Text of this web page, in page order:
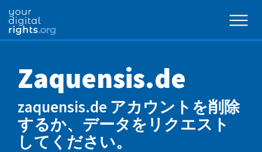
Zaquensis.de
zaquensis.de アカウントを削除
するか、データをリクエスト
してください。